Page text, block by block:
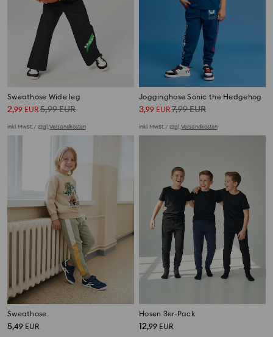
Sweathose Wide leg
2,99 EUR 5,99EUR
inkl. MwSt. / zzgl.Versandkosten
Jogginghose Sonic the Hedgehog
3,99 EUR 7,99EUR
inkl. MwSt. / zzgl.Versandkosten
Sweathose
5,49 EUR
Hosen 3er-Pack
12,99 EUR